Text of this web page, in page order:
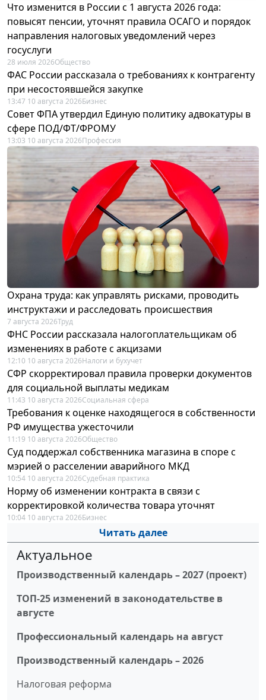
Что изменится в России с 1 августа 2026 года:
повысят пенсии, уточнят правила ОСАГО и порядок
направления налоговых уведомлений через
госуслуги
28 июля 2026Общество
ФАС России рассказала о требованиях к контрагенту
при несостоявшейся закупке
13:47 10 августа 2026Бизнес
Совет ФПА утвердил Единую политику адвокатуры в
сфере ПОД/ФТ/ФРОМУ
13:03 10 августа 2026Профессия
Охрана труда: как управлять рисками, проводить
инструктажи и расследовать происшествия
7 августа 2026Труд
ФНС России рассказала налогоплательщикам об
изменениях в работе с акцизами
12:10 10 августа 2026Налоги и бухучет
СФР скорректировал правила проверки документов
для социальной выплаты медикам
11:43 10 августа 2026Социальная сфера
Требования к оценке находящегося в собственности
РФ имущества ужесточили
11:19 10 августа 2026Общество
Суд поддержал собственника магазина в споре с
мэрией о расселении аварийного МКД
10:54 10 августа 2026Судебная практика
Норму об изменении контракта в связи с
корректировкой количества товара уточнят
10:04 10 августа 2026Бизнес
Читать далее
Актуальное
Производственный календарь – 2027 (проект)
ТОП-25 изменений в законодательстве в
августе
Профессиональный календарь на август
Производственный календарь – 2026
Налоговая реформа